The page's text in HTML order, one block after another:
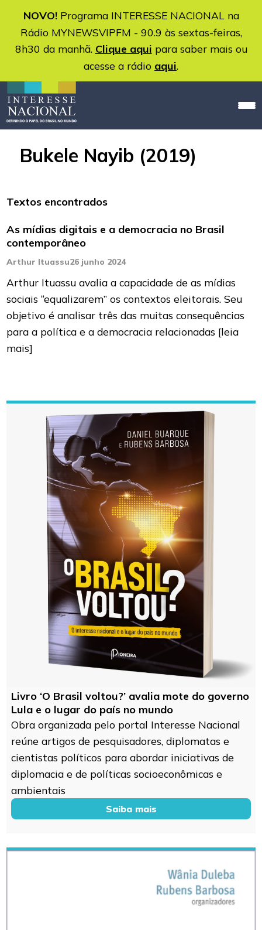
NOVO!Programa INTERESSE NACIONAL na
Rádio MYNEWSVIPFM - 90.9 às sextas-feiras,
8h30 da manhã. Clique aqui para saber mais ou
acesse a rádio aqui.
Bukele Nayib (2019)
Textos encontrados
As mídias digitais e a democracia no Brasil
contemporâneo
Arthur Ituassu26 junho 2024
Arthur Ituassu avalia a capacidade de as mídias
sociais “equalizarem” os contextos eleitorais. Seu
objetivo é analisar três das muitas consequências
para a política e a democracia relacionadas [leia
mais]
Livro ‘O Brasil voltou?’ avalia mote do governo
Lula e o lugar do país no mundo
Obra organizada pelo portal Interesse Nacional
reúne artigos de pesquisadores, diplomatas e
cientistas políticos para abordar iniciativas de
diplomacia e de políticas socioeconômicas e
ambientais
Saiba mais